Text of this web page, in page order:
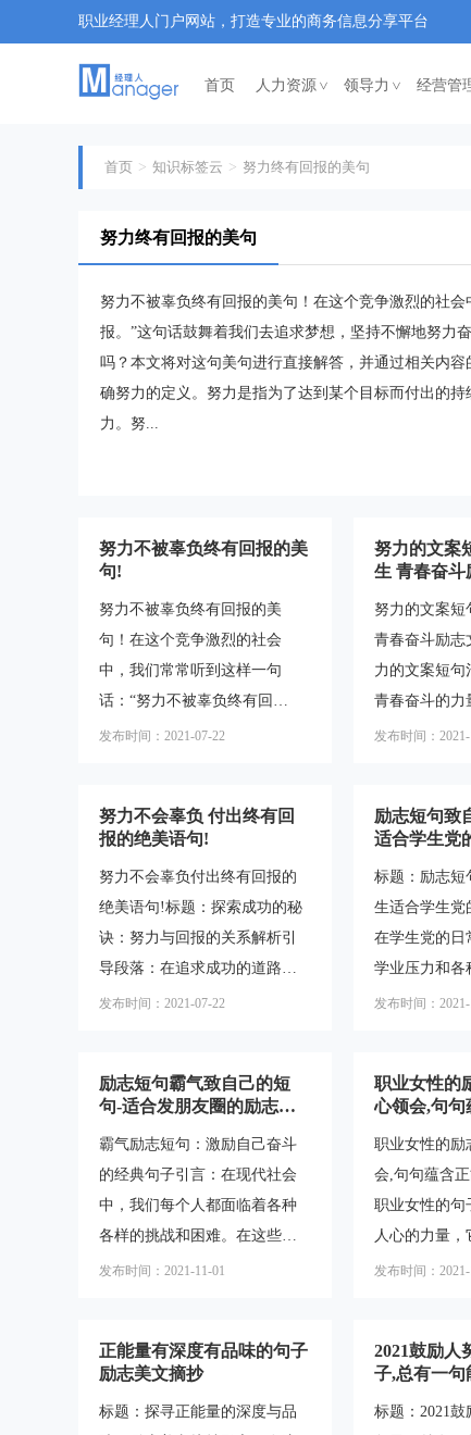
职业经理人门户网站，打造专业的商务信息分享平台
首页 人力资源< 领导力 < 经营管
首页 知识标签云 努力终有回报的美句
努力终有回报的美句
努力不被辜负终有回报的美句！在这个竞争激烈的社
报。”这句话鼓舞着我们去追求梦想，坚持不懈地努力
吗？本文将对这句美句进行直接解答，并通过相关内
确努力的定义。努力是指为了达到某个目标而付出的
力。努...
努力不被辜负终有回报的美
句!
努力不被辜负终有回报的美
句！在这个竞争激烈的社会
中，我们常常听到这样一句
话：“努力不被辜负终有回
报。”这句话鼓舞着我们去追求
呢？它是真实存在的吗？本文
将对这句美句进行直接解答，
并通过相关内容的介绍来支持
这一观点。一、努力的定义首
先，我们需要明确努力的定
义。努力是指为了达到某个目
标而付出的持续不懈的努力。
发布时间：2021-07-22
努力的文案
生 青春奋斗
努力的文案短
青春奋斗励志
力的文案短句
青春奋斗的力
媒体和广告行
在青春奋斗励
一、什么是努
努力的文案短
有力的文字表
内心力量，鼓
难和挑战时坚
案短句通常具
发布时间：
努力不会辜负 付出终有回
报的绝美语句!
努力不会辜负付出终有回报的
绝美语句!标题：探索成功的秘
诀：努力与回报的关系解析引
导段落：在追求成功的道路
上，我们常常听到这样的励志
持不懈地努力奋斗，但它到底
是怎样实现的呢？本文将深入
探讨努力与回报之间的关系，
帮助读者更好地理解成功的秘
诀。一、努力是成功的基石努
力是成功的基石，没有努力就
没有回报。无论是在学业、事
发布时间：2021-07-22
励志短句致
适合学生党
标题：励志短
生适合学生党
在学生党的日
学业压力和各
常需要一些励
短句，帮助你
中保持积极的
的梦想。一、
对学习中的困
需要保持积极
一些励志短句
坚持下去：1.“
发布时间：
励志短句霸气致自己的短
句-适合发朋友圈的励志短
霸气励志短句：激励自己奋斗
的经典句子引言：在现代社会
中，我们每个人都面临着各种
各样的挑战和困难。在这些困
难面前，我们需要一些激励和
而有力的方式，它们能够激发
我们内心的力量，让我们更加
坚定地追求自己的目标。本文
发布时间：2021-11-01
职业女性的
心领会,句句
职业女性的励
会,句句蕴含
职业女性的句
人心的力量，
们的潜能，帮
励志的句子，
含的正能量，
些句子应用到
发布时间：
正能量有深度有品味的句子
励志美文摘抄
标题：探寻正能量的深度与品
2021鼓励人
子,总有一句
标题：2021